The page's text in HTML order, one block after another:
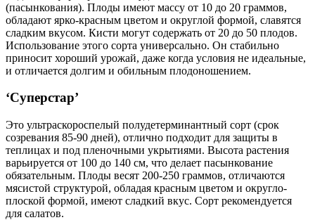
(пасынкования). Плоды имеют массу от 10 до 20 граммов,
обладают ярко-красным цветом и округлой формой, славятся
сладким вкусом. Кисти могут содержать от 20 до 50 плодов.
Использование этого сорта универсально. Он стабильно
приносит хороший урожай, даже когда условия не идеальные,
и отличается долгим и обильным плодоношением.
‘Суперстар’
Это ультраскороспелый полудетерминантный сорт (срок
созревания 85-90 дней), отлично подходит для защиты в
теплицах и под пленочными укрытиями. Высота растения
варьируется от 100 до 140 см, что делает пасынкование
обязательным. Плоды весят 200-250 граммов, отличаются
мясистой структурой, обладая красным цветом и округло-
плоской формой, имеют сладкий вкус. Сорт рекомендуется
для салатов.